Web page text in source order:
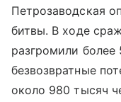
Петрозаводская
битвы. В ходе
разгромили более
безвозвратные
около 980 тысяч